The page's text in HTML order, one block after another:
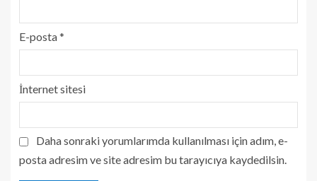
E-posta*
İnternet sitesi
Daha sonraki yorumlarımda kullanılması için adım, e-
posta adresim ve site adresim bu tarayıcıya kaydedilsin.